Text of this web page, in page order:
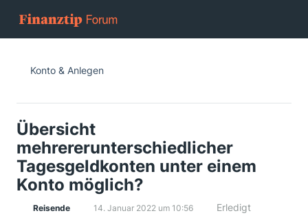
Konto & Anlegen
Übersicht
mehrererunterschiedlicher
Tagesgeldkonten unter einem
Konto möglich?
Reisende 14. Januar 2022 um 10:56 Erledigt